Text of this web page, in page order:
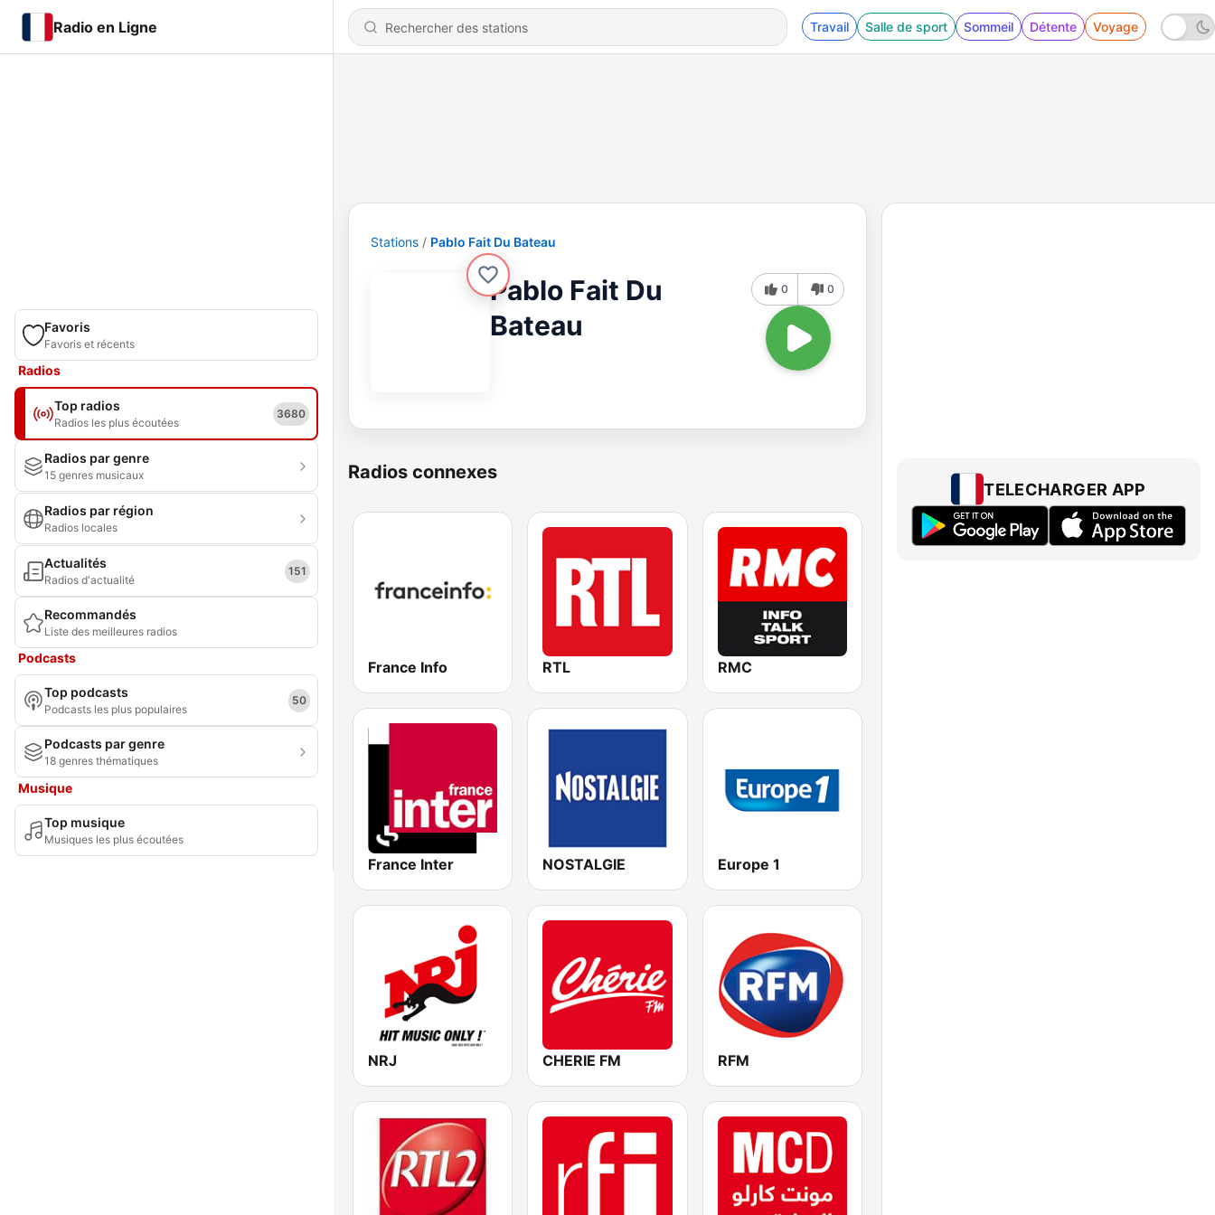
Radio en Ligne Travail Salle de sport Sommeil Détente Voyage
Favoris
Favoris et récents
Radios
Top radios
Radios les plus écoutées
3680
Radios par genre
15 genres musicaux
Radios par région
Radios locales
Actualités
Radios d'actualité
151
Recommandés
Liste des meilleures radios
Podcasts
Top podcasts
Podcasts les plus populaires
50
Podcasts par genre
18 genres thématiques
Musique
Top musique
Musiques les plus écoutées
Stations Pablo Fait Du Bateau
Pablo Fait Du
Bateau
0 0
Radios connexes
France Info RTL RMC
France Inter NOSTALGIE Europe 1
NRJ CHERIE FM RFM
TELECHARGER APP